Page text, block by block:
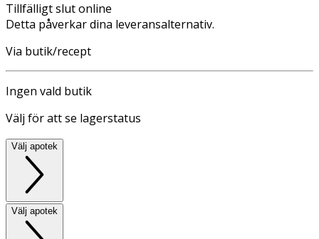
Tillfälligt slut online
Detta påverkar dina leveransalternativ.
Via butik/recept
Ingen vald butik
Välj för att se lagerstatus
Välj apotek
Välj apotek